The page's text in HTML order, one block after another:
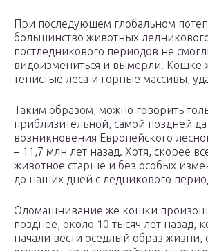
При последующем глобальном
большинство животных
постледникового периодов не
видоизмениться и вымерли. Кошке
тенистые леса и горные массивы,
Таким образом, можно говорить
приблизительной, самой поздней
возникновения Европейского
– 11,7 млн лет назад. Хотя, скорее
животное старше и без особых
до наших дней с ледникового
Одомашнивание же кошки
позднее, около 10 тысяч лет назад,
начали вести оседлый образ жизни,